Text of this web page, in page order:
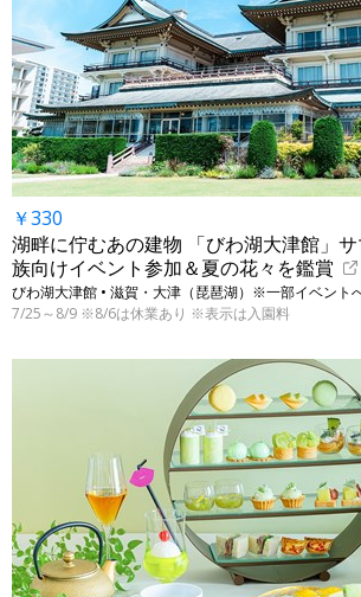
￥330
湖畔に佇むあの建物 「びわ湖大津館」
族向けイベント参加＆夏の花々を鑑賞
びわ湖大津館 • 滋賀・大津（琵琶湖）※一部イベント
7/25～8/9 ※8/6は休業あり ※表示は入園料